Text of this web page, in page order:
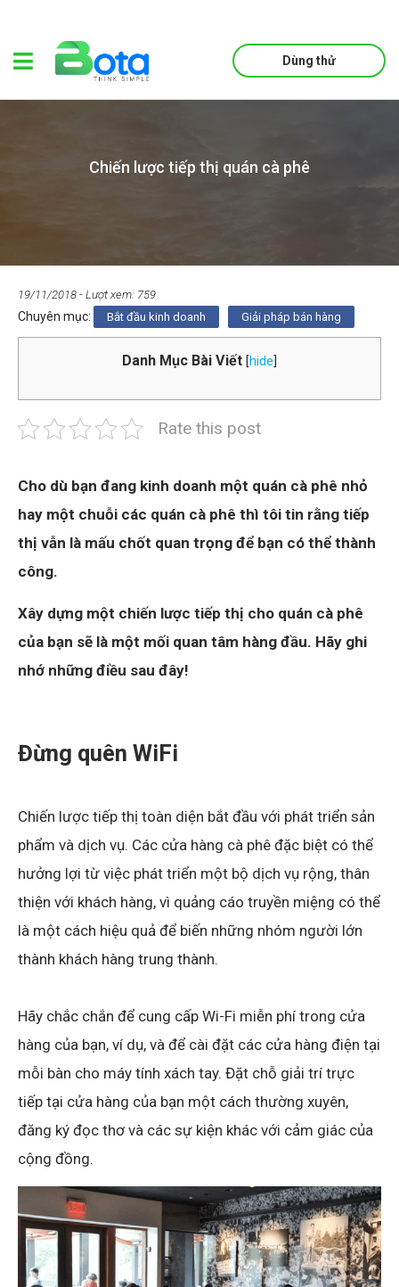
Dùng thử
Chiến lược tiếp thị quán cà phê
19/11/2018 - Lượt xem: 759
Chuyên mục: Bắt đầu kinh doanh Giải pháp bán hàng
Danh Mục Bài Viết [hide
Rate this post
Cho dù bạn đang kinh doanh một quán cà phê nhỏ
hay một chuỗi các quán cà phê thì tôi tin rằng tiếp
thị vẫn là mấu chốt quan trọng để bạn có thể thành
công.
Xây dựng một chiến lược tiếp thị cho quán cà phê
của bạn sẽ là một mối quan tâm hàng đầu. Hãy ghi
nhớ những điều sau đây!
Đừng quên WiFi
Chiến lược tiếp thị toàn diện bắt đầu với phát triển sản
phẩm và dịch vụ. Các cửa hàng cà phê đặc biệt có thể
hưởng lợi từ việc phát triển một bộ dịch vụ rộng, thân
thiện với khách hàng, vì quảng cáo truyền miệng có thể
là một cách hiệu quả để biến những nhóm người lớn
thành khách hàng trung thành.
Hãy chắc chắn để cung cấp Wi-Fi miễn phí trong cửa
hàng của bạn, ví dụ, và để cài đặt các cửa hàng điện tại
mỗi bàn cho máy tính xách tay. Đặt chỗ giải trí trực
tiếp tại cửa hàng của bạn một cách thường xuyên,
đăng ký đọc thơ và các sự kiện khác với cảm giác của
cộng đồng.